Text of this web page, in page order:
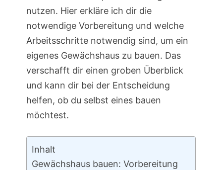
nutzen. Hier erkläre ich dir die
notwendige Vorbereitung und welche
Arbeitsschritte notwendig sind, um ein
eigenes Gewächshaus zu bauen. Das
verschafft dir einen groben Überblick
und kann dir bei der Entscheidung
helfen, ob du selbst eines bauen
möchtest.
Inhalt
Gewächshaus bauen: Vorbereitung